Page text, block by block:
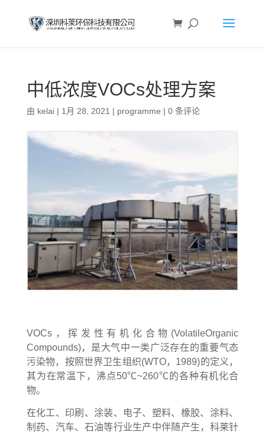
中低浓度VOCs处理方案
由 kelai| 1月 28, 2021 | programme | 0 条评论
VOCs，挥发性有机化合物(VolatileOrganic
Compounds)，是大气中一类广泛存在的重要气态
污染物，按照世界卫生组织(WTO，1989)的定义，
其为在常温下，沸点50℃~260℃的各种有机化合
物。
在化工、印刷、涂装、电子、塑料、橡胶、涂料、
制药、汽车、石油等行业生产中伴随产生，科莱针